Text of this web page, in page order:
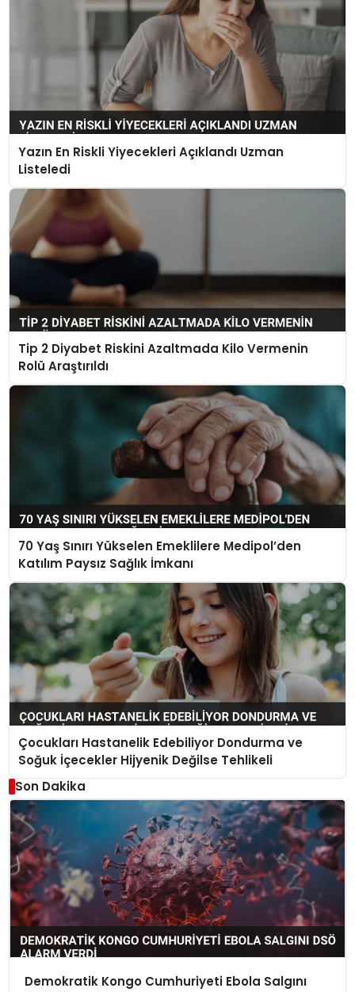
Yazın En Riskli Yiyecekleri Açıklandı Uzman
Listeledi
Tip 2 Diyabet Riskini Azaltmada Kilo Vermenin
Rolü Araştırıldı
70 Yaş Sınırı Yükselen Emeklilere Medipol’den
Katılım Paysız Sağlık İmkanı
Çocukları Hastanelik Edebiliyor Dondurma ve
Soğuk İçecekler Hijyenik Değilse Tehlikeli
Son Dakika
Demokratik Kongo Cumhuriyeti Ebola Salgını